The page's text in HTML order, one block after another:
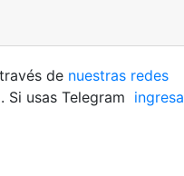
de nuestras redes
. Si usas Telegram ingresa